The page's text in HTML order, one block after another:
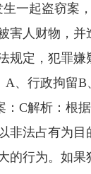
一起盗窃案
害人财物，并
规定，犯罪嫌
A、行政拘留B
：C解析：根
非法占有为目
的行为。如果